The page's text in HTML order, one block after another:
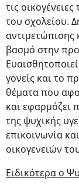
τις
του σχολείου.
βασμό στην
γονείς και το
θέματα που
και εφαρμόζει
της ψυχικής
επικοινωνία
οικογενειών
Ειδικότερα ο